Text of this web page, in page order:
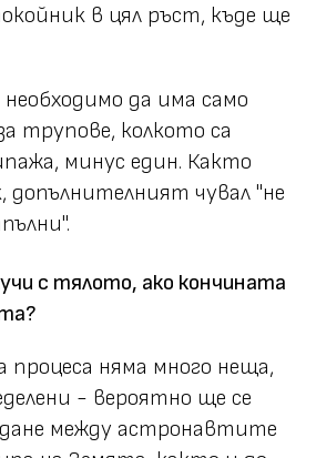
в цял ръст, къде ще
да има само
трупове, колкото са
минус един. Както
допълнителният чувал "не
с тялото, ако кончината
няма много неща,
- вероятно ще се
между астронавтите